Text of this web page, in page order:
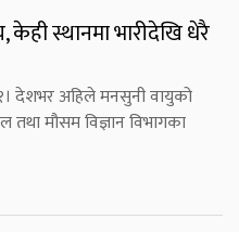
स्थानमा भारीदेखि धेरै
देशभर अहिले मनसुनी वायुको
तथा मौसम विज्ञान विभागका